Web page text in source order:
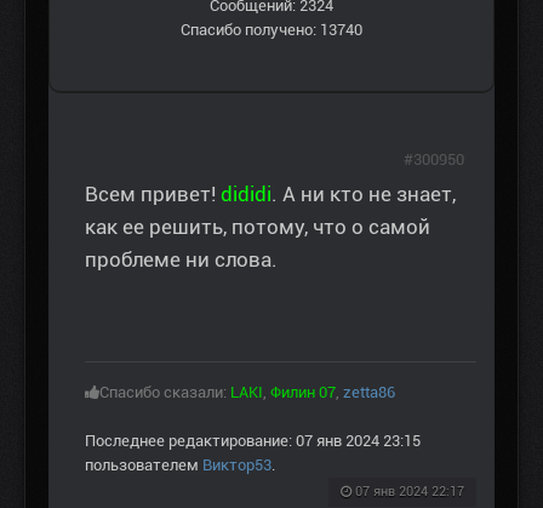
Сообщений: 2324
Спасибо получено: 13740
Всем привет! dididi. А ни кто не знает,
как ее решить, потому, что о самой
проблеме ни слова.
Спасибо сказали: LAKI, Филин 07, zetta86
Последнее редактирование: 07 янв 2024 23:15
пользователем Виктор53.
07 янв 2024 22:17
#300950